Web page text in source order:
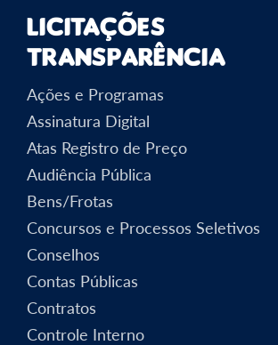
Licitações
Transparência
Ações e Programas
Assinatura Digital
Atas Registro de Preço
Audiência Pública
Bens/Frotas
Concursos e Processos Seletivos
Conselhos
Contas Públicas
Contratos
Controle Interno